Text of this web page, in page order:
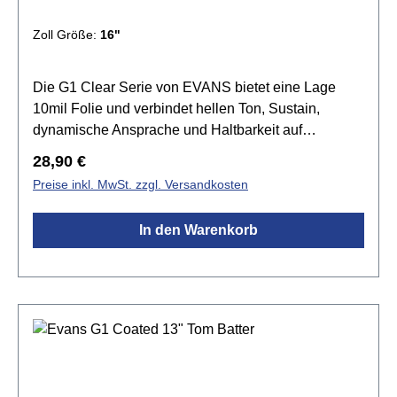
Zoll Größe: 16"
Die G1 Clear Serie von EVANS bietet eine Lage
10mil Folie und verbindet hellen Ton, Sustain,
dynamische Ansprache und Haltbarkeit auf
Standard für einen offenen und ausdrucksvollen
Sound. Tief gestimmt produziert sie einen grollenden
Rumble, der den natürlichen Sound des Kessels
betont.Spezifikationen:Größe:
ausdrucksstarker Klangvielseitig einsetzbar Level
Regulärer Preis:
28,90 €
Preise inkl. MwSt. zzgl. Versandkosten
In den Warenkorb